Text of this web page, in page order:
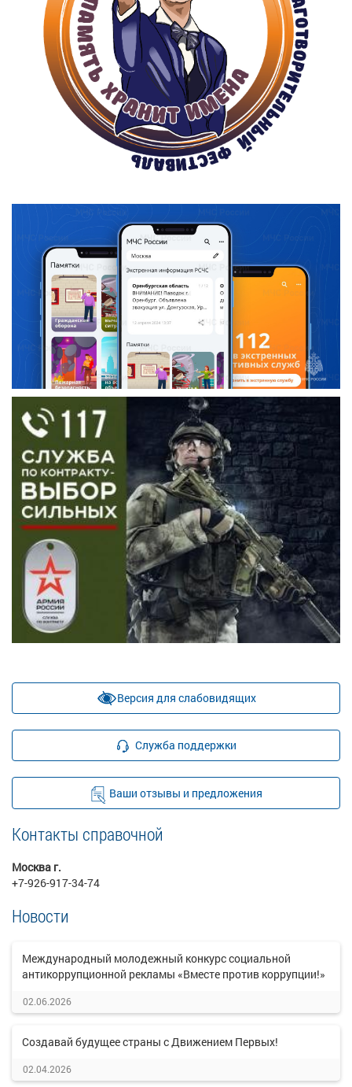
Версия для слабовидящих
Служба поддержки
Ваши отзывы и предложения
Контакты справочной
Москва г.
+7-926-917-34-74
Новости
Международный молодежный конкурс социальной
антикоррупционной рекламы «Вместе против коррупции!»
02.06.2026
Создавай будущее страны с Движением Первых!
02.04.2026